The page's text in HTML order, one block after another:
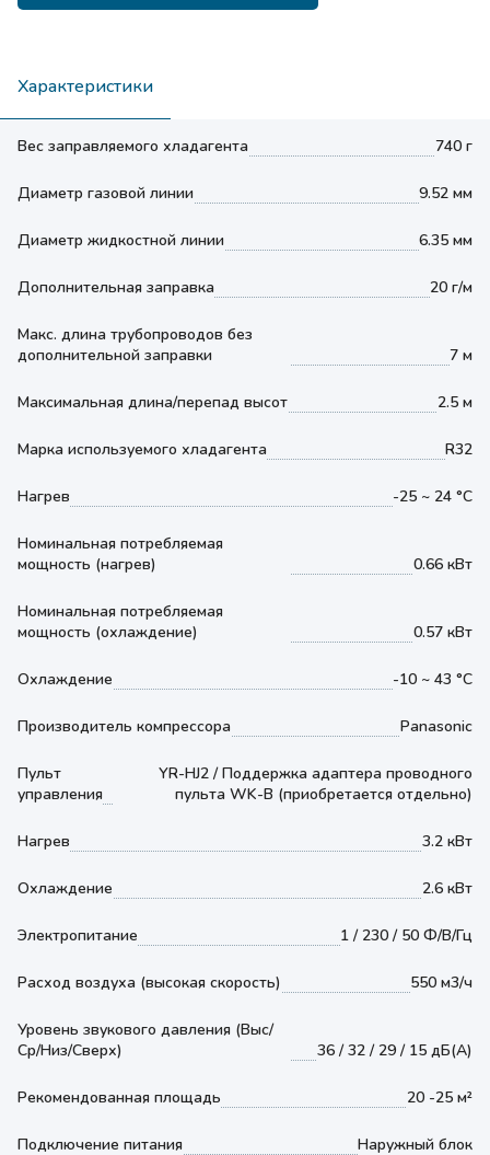
Характеристики
Вес заправляемого хладагента 740 г
Диаметр газовой линии 9.52 мм
Диаметр жидкостной линии 6.35 мм
Дополнительная заправка 20 г/м
Макс. длина трубопроводов без
дополнительной заправки
7 м
Максимальная длина/перепад высот 2.5 м
Марка используемого хладагента R32
Нагрев -25 ~ 24 °С
Номинальная потребляемая
мощность (нагрев)
0.66 кВт
Номинальная потребляемая
мощность (охлаждение)
0.57 кВт
Охлаждение -10 ~ 43 °С
Производитель компрессора Panasonic
Пульт
управления
YR-HJ2 / Поддержка адаптера проводного
пульта WK-B (приобретается отдельно)
Нагрев 3.2 кВт
Охлаждение 2.6 кВт
Электропитание 1 / 230 / 50 Ф/В/Гц
Расход воздуха (высокая скорость) 550 м3/ч
Уровень звукового давления (Выс/
Ср/Низ/Сверх)
36 / 32 / 29 / 15 дБ(А)
Рекомендованная площадь 20 -25 м²
Подключение питания Наружный блок